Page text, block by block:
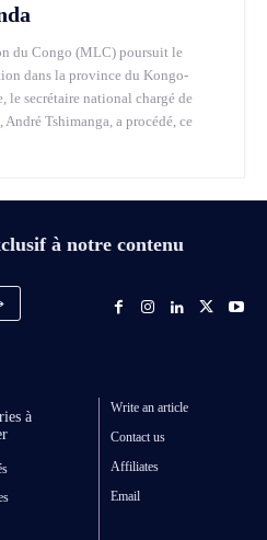
du Congo (MLC) poursuit le
dans la province du Kongo-
le secrétaire national chargé de
Tshimanga, a procédé, ce
à notre contenu
à
Write an article
Contact us
Affiliates
Email